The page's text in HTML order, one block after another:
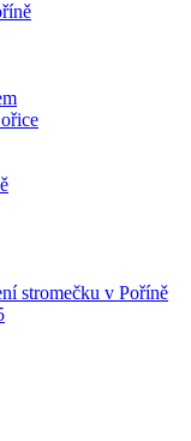
stromečku v Poříně